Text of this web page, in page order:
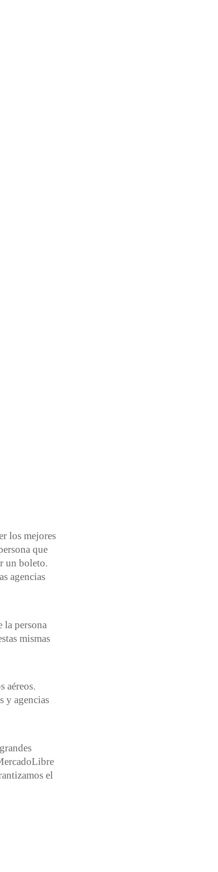
los mejores
que
un boleto.
agencias
la persona
mismas
aéreos.
y agencias
el